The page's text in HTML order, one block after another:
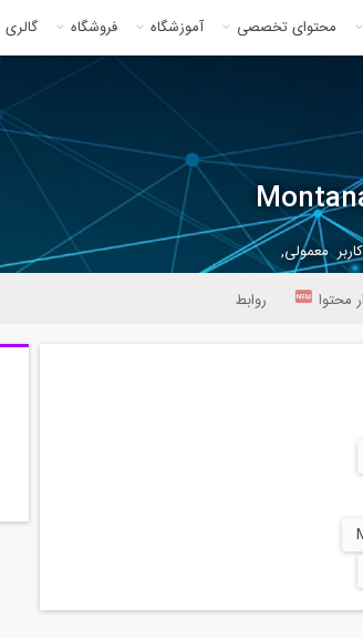
محتوای تخصصی آموزشگاه فروشگاه گالری
کاربر معمولی,
محتوا روابط